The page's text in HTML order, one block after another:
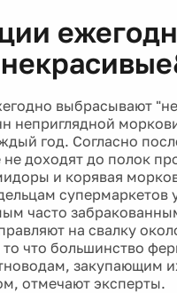
выбрасывают
неприглядной
год. Согласно
доходят до полок
и корявая
часто
на свалку
что большинство
закупающим
отмечают эксперты.